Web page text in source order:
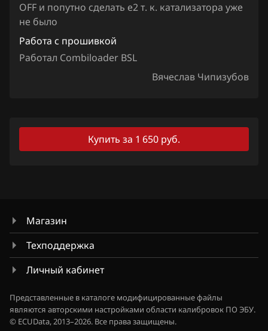
KYC
Lancia
Land Rover
Lincoln
Maserati
Mazda
Mercedes-Benz
MG
Mini
OFF и попутно сделать е2 т. к. катализатора уже
не было
Работа с прошивкой
Работал Combiloader BSL
Вячеслав Чипизубов
Купить за 1 650 руб.
Магазин
Техподдержка
Личный кабинет
Представленные в каталоге модифицированные файлы
являются авторскими настройками области калибровок ПО ЭБУ.
© ECUData, 2013–2026. Все права защищены.